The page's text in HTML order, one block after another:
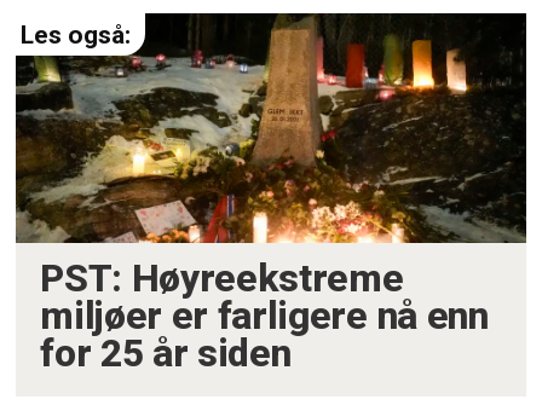
PST: Høyreekstreme
miljøer er farligere nå enn
for 25 år siden